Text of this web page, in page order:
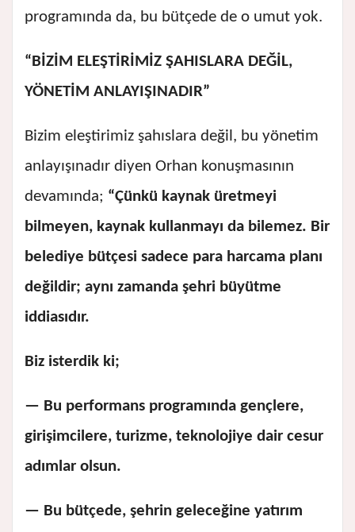
programında da, bu bütçede de o umut yok.
“BİZİM ELEŞTİRİMİZ ŞAHISLARA DEĞİL,
YÖNETİM ANLAYIŞINADIR”
Bizim eleştirimiz şahıslara değil, bu yönetim
anlayışınadır diyen Orhan konuşmasının
devamında; “Çünkü kaynak üretmeyi
bilmeyen, kaynak kullanmayı da bilemez. Bir
belediye bütçesi sadece para harcama planı
değildir; aynı zamanda şehri büyütme
iddiasıdır.
Biz isterdik ki;
— Bu performans programında gençlere,
girişimcilere, turizme, teknolojiye dair cesur
adımlar olsun.
— Bu bütçede, şehrin geleceğine yatırım